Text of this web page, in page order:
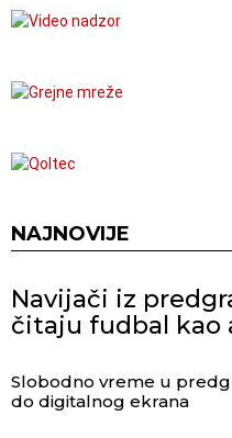
NAJNOVIJE
Navijači iz
čitaju fudbal kao
Slobodno vreme u
do digitalnog ekrana